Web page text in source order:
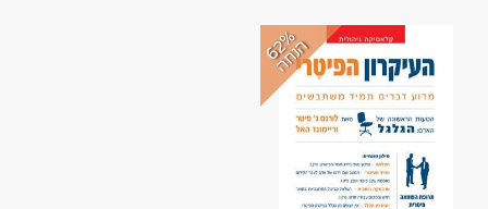
6
2
%
ה
נ
ח
ה